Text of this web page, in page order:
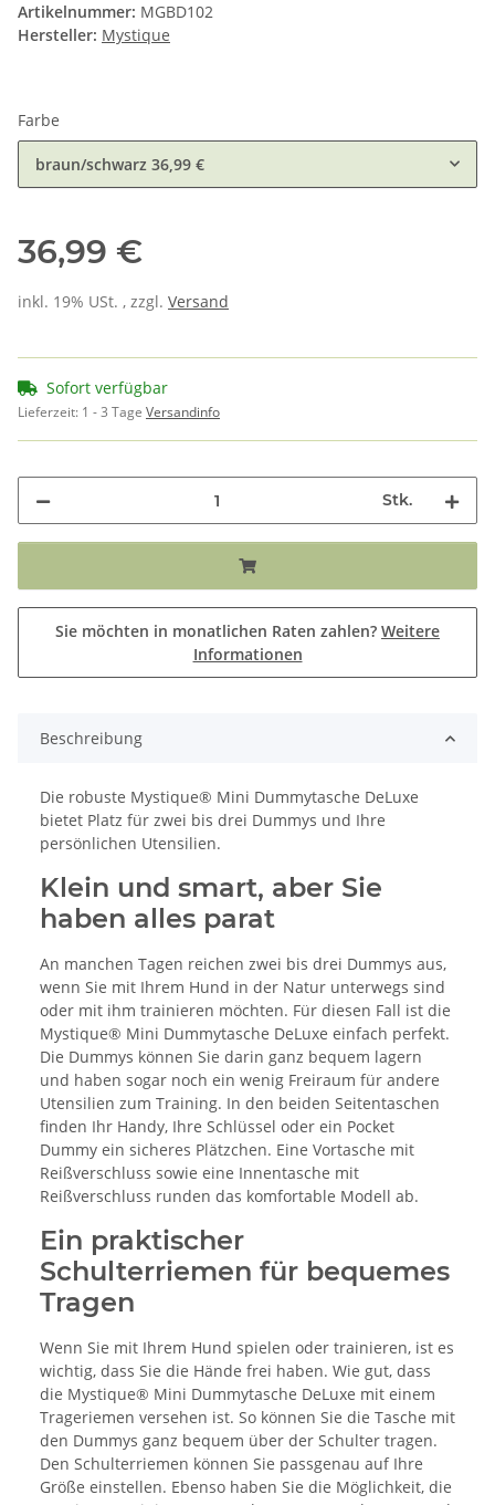
Artikelnummer: MGBD102
Hersteller: Mystique
Farbe
braun/schwarz 36,99 €
36,99 €
inkl. 19% USt. , zzgl. Versand
Sofort verfügbar
Lieferzeit: 1 - 3 Tage Versandinfo
Stk.
Sie möchten in monatlichen Raten zahlen? Weitere
Informationen
Beschreibung
Die robuste Mystique® Mini Dummytasche DeLuxe
bietet Platz für zwei bis drei Dummys und Ihre
persönlichen Utensilien.
Klein und smart, aber Sie
haben alles parat
An manchen Tagen reichen zwei bis drei Dummys aus,
wenn Sie mit Ihrem Hund in der Natur unterwegs sind
oder mit ihm trainieren möchten. Für diesen Fall ist die
Mystique® Mini Dummytasche DeLuxe einfach perfekt.
Die Dummys können Sie darin ganz bequem lagern
und haben sogar noch ein wenig Freiraum für andere
Utensilien zum Training. In den beiden Seitentaschen
finden Ihr Handy, Ihre Schlüssel oder ein Pocket
Dummy ein sicheres Plätzchen. Eine Vortasche mit
Reißverschluss sowie eine Innentasche mit
Reißverschluss runden das komfortable Modell ab.
Ein praktischer
Schulterriemen für bequemes
Tragen
Wenn Sie mit Ihrem Hund spielen oder trainieren, ist es
wichtig, dass Sie die Hände frei haben. Wie gut, dass
die Mystique® Mini Dummytasche DeLuxe mit einem
Trageriemen versehen ist. So können Sie die Tasche mit
den Dummys ganz bequem über der Schulter tragen.
Den Schulterriemen können Sie passgenau auf Ihre
Größe einstellen. Ebenso haben Sie die Möglichkeit, die